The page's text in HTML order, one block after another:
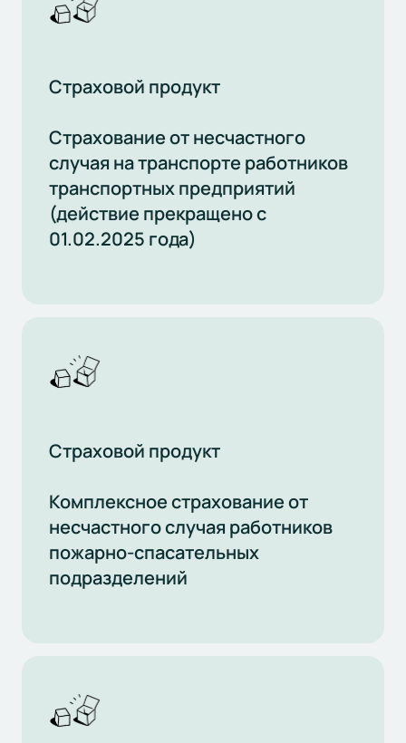
Страховой продукт
Страхование от несчастного
случая на транспорте работников
транспортных предприятий
(действие прекращено с
01.02.2025 года)
Страховой продукт
Комплексное страхование от
несчастного случая работников
пожарно-спасательных
подразделений